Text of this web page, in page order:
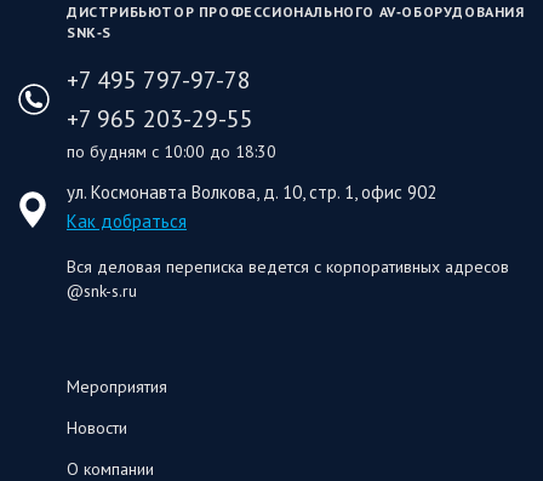
ДИСТРИБЬЮТОР ПРОФЕССИОНАЛЬНОГО AV‑ОБОРУДОВАНИЯ
SNK‑S
+7 495 797-97-78
+7 965 203-29-55
по будням с 10:00 до 18:30
ул. Космонавта Волкова, д. 10, стр. 1, офис 902
Как добраться
Вся деловая переписка ведется с корпоративных адресов
@snk-s.ru
Мероприятия
Новости
О компании